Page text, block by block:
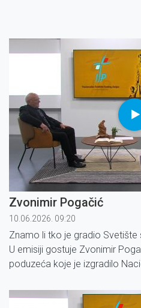
Zvonimir Pogačić
10.06.2026. 09:20
Znamo li tko je gradio
U emisiji gostuje Zvonimir
poduzeća koje je izgradilo